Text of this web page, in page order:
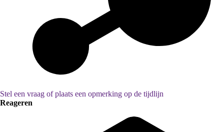
Stel een vraag of plaats een opmerking op de tijdlijn
Reageren